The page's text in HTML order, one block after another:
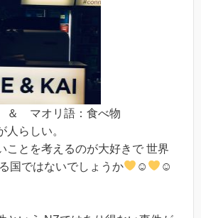
マオリ語：食べ物
人らしい。
ことを考えるのが大好きで 世界
国ではないでしょうか
☺ ☺